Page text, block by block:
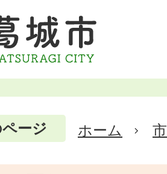
ージ ホーム